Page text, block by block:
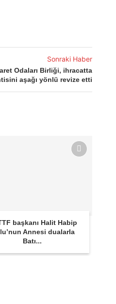
Sonraki Haber
Odaları Birliği, ihracatta
aşağı yönlü revize etti
başkanı Halit Habip
Annesi dualarla
Batı...